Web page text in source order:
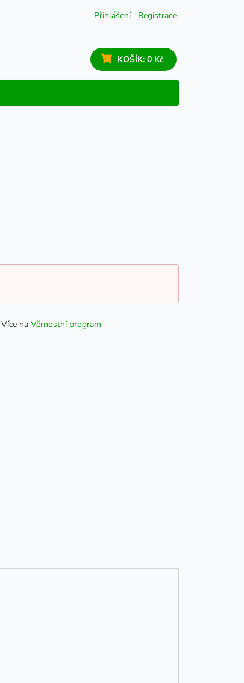
Přihlášení Registrace
KOŠÍK: 0 Kč
Více na Věrnostní program